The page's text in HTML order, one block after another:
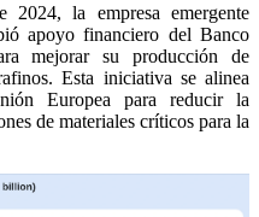
la empresa emergente
apoyo financiero del Banco
mejorar su producción de
Esta iniciativa se alinea
Europea para reducir la
de materiales críticos para la